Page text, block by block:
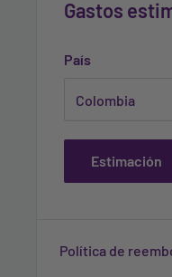
Gastos
País
Estimación
Política de